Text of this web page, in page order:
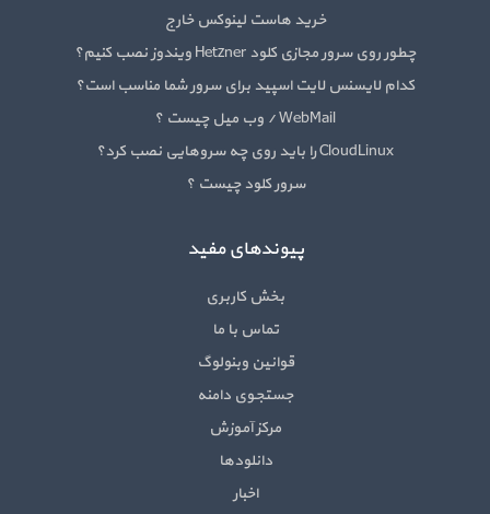
خرید هاست لینوکس خارج
چطور روی سرور مجازی کلود Hetzner ویندوز نصب کنیم؟
کدام لایسنس لایت اسپید برای سرور شما مناسب است؟
WebMail / وب میل چیست ؟
CloudLinux را باید روی چه سروهایی نصب کرد؟
سرور کلود چیست ؟
پیوندهای مفید
بخش کاربری
تماس با ما
قوانین وبنولوگ
جستجوی دامنه
مرکز آموزش
دانلودها
اخبار